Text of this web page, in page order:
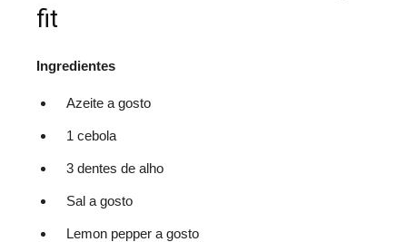
fit
Ingredientes
Azeite a gosto
1 cebola
3 dentes de alho
Sal a gosto
Lemon pepper a gosto